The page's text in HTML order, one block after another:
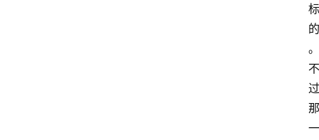
标
的
。
不
过
那
一